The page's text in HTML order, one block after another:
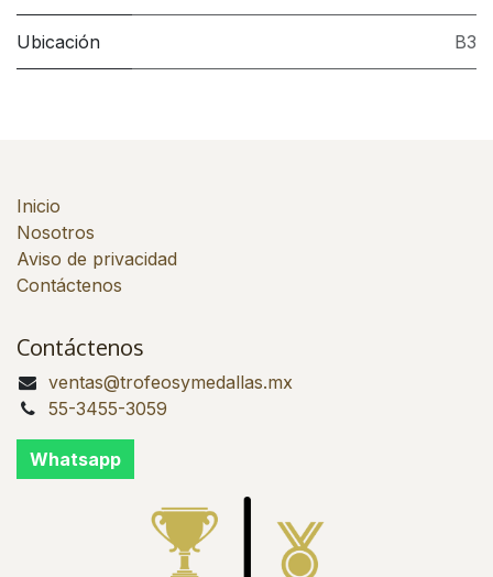
Ubicación B3
Inicio
Nosotros
Aviso de privacidad
Contáctenos
Contáctenos
ventas@trofeosymedallas.mx
55-3455-3059
Whatsapp